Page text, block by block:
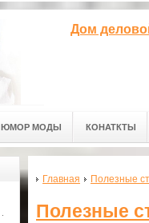
Дом
ЮМОР МОДЫ КОНАТКТЫ
Главная Полезные
Полезные